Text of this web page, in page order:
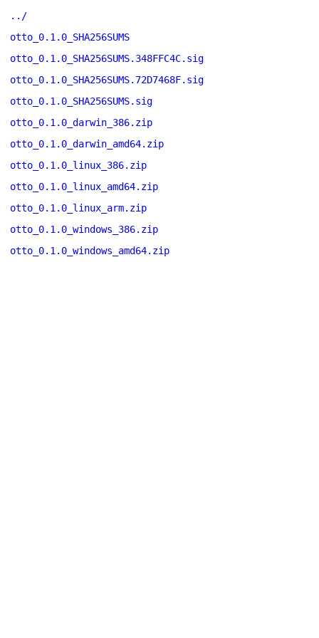
../
otto_0.1.0_SHA256SUMS
otto_0.1.0_SHA256SUMS.348FFC4C.sig
otto_0.1.0_SHA256SUMS.72D7468F.sig
otto_0.1.0_SHA256SUMS.sig
otto_0.1.0_darwin_386.zip
otto_0.1.0_darwin_amd64.zip
otto_0.1.0_linux_386.zip
otto_0.1.0_linux_amd64.zip
otto_0.1.0_linux_arm.zip
otto_0.1.0_windows_386.zip
otto_0.1.0_windows_amd64.zip